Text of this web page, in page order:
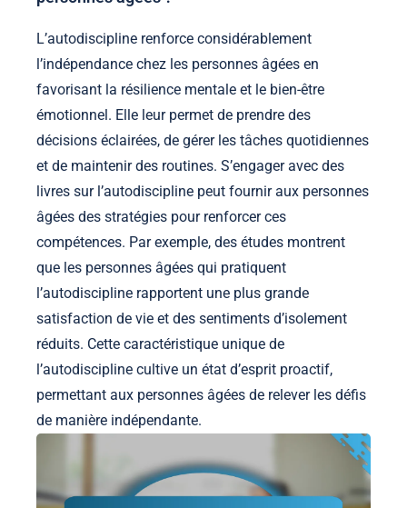
L’autodiscipline renforce considérablement
l’indépendance chez les personnes âgées en
favorisant la résilience mentale et le bien-être
émotionnel. Elle leur permet de prendre des
décisions éclairées, de gérer les tâches quotidiennes
et de maintenir des routines. S’engager avec des
livres sur l’autodiscipline peut fournir aux personnes
âgées des stratégies pour renforcer ces
compétences. Par exemple, des études montrent
que les personnes âgées qui pratiquent
l’autodiscipline rapportent une plus grande
satisfaction de vie et des sentiments d’isolement
réduits. Cette caractéristique unique de
l’autodiscipline cultive un état d’esprit proactif,
permettant aux personnes âgées de relever les défis
de manière indépendante.